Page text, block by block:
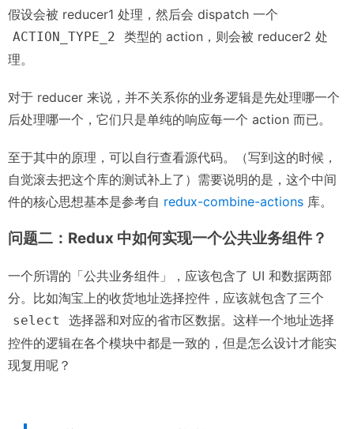
假设会被 reducer1 处理，然后会 dispatch 一个
ACTION_TYPE_2
类型的 action，则会被 reducer2 处
理。
对于 reducer 来说，并不关系你的业务逻辑是先处理哪一个
后处理哪一个，它们只是单纯的响应每一个 action 而已。
至于其中的原理，可以自行查看源代码。（写到这的时候，
自觉滚去把这个库的测试补上了）需要说明的是，这个中间
件的核心思想基本是参考自 redux-combine-actions 库。
问题二：Redux 中如何实现一个公共业务组件？
一个所谓的「公共业务组件」，应该包含了 UI 和数据两部
分。比如淘宝上的收货地址选择控件，应该就包含了三个
select
选择器和对应的省市区数据。这样一个地址选择
控件的逻辑在各个模块中都是一致的，但是怎么设计才能实
现复用呢？